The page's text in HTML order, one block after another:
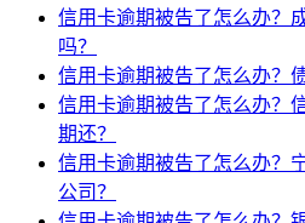
信用卡逾期被告了怎么办？
吗？
信用卡逾期被告了怎么办？
信用卡逾期被告了怎么办？
期还？
信用卡逾期被告了怎么办？
公司？